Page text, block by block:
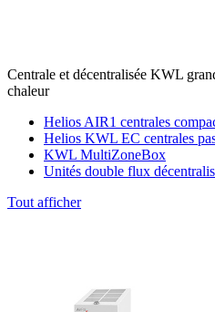
Centrale et décentralisée KWL
chaleur
Helios AIR1 centrales
Helios KWL EC centrales
KWL MultiZoneBox
Unités double flux
Tout afficher